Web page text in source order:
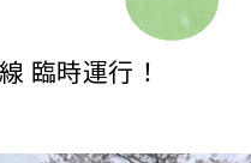
臨時運行！